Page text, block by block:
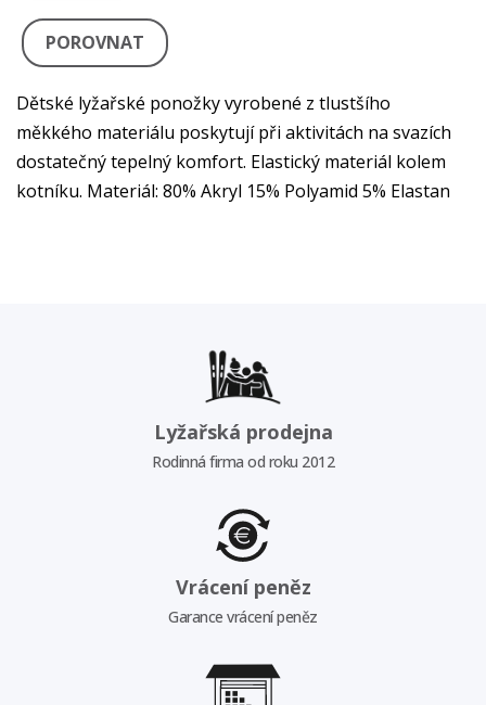
POROVNAT
Dětské lyžařské ponožky vyrobené z tlustšího
měkkého materiálu poskytují při aktivitách na svazích
dostatečný tepelný komfort. Elastický materiál kolem
kotníku. Materiál: 80% Akryl 15% Polyamid 5% Elastan
Lyžařská prodejna
Rodinná firma od roku 2012
Vrácení peněz
Garance vrácení peněz